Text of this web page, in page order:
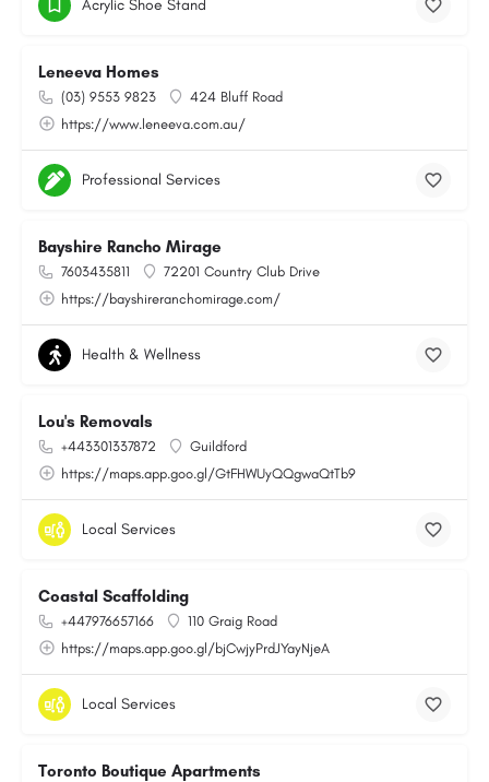
Acrylic Shoe Stand
Leneeva Homes
(03) 9553 9823
424 Bluff Road
https://www.leneeva.com.au/
Professional Services
Bayshire Rancho Mirage
7603435811
72201 Country Club Drive
https://bayshireranchomirage.com/
Health & Wellness
Lou's Removals
+443301337872
Guildford
https://maps.app.goo.gl/GtFHWUyQQgwaQtTb9
Local Services
Coastal Scaffolding
+447976657166
110 Graig Road
https://maps.app.goo.gl/bjCwjyPrdJYayNjeA
Local Services
Toronto Boutique Apartments